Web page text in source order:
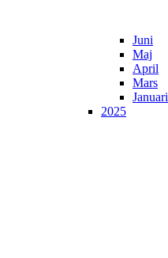
Juni
Maj
April
Mars
Januari
2025